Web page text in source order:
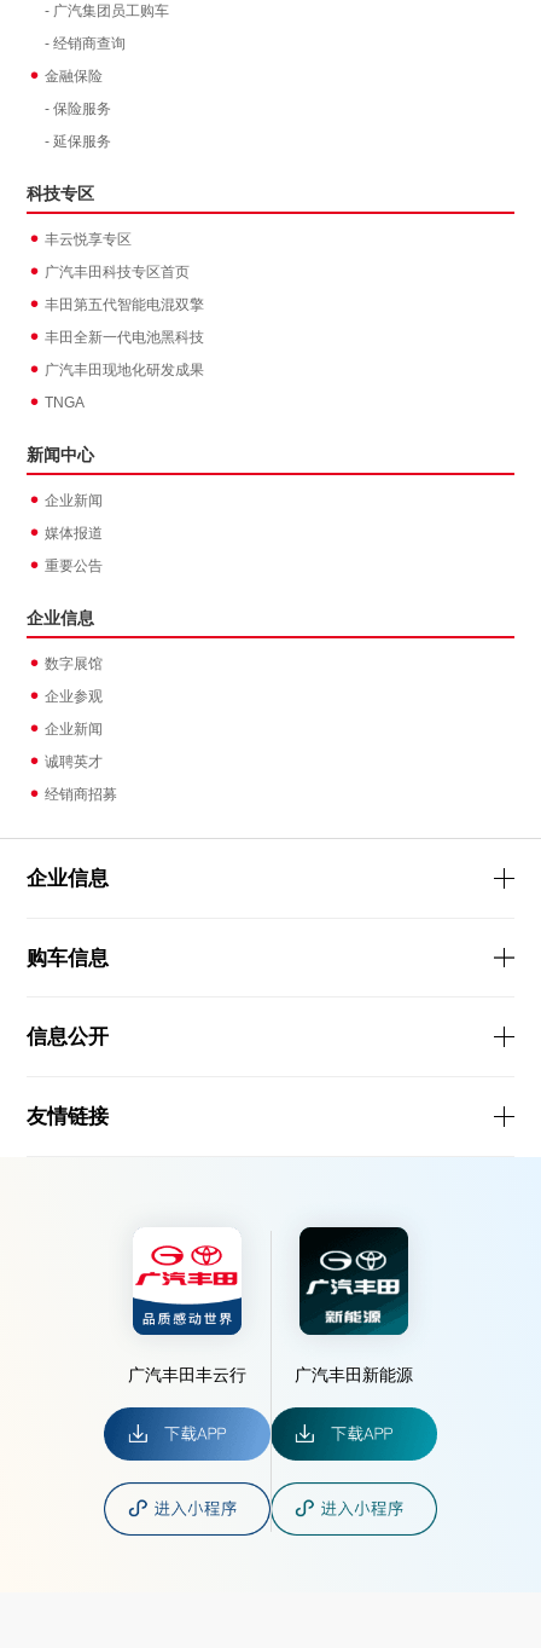
- 广汽集团员工购车
- 经销商查询
金融保险
- 保险服务
- 延保服务
科技专区
丰云悦享专区
广汽丰田科技专区首页
丰田第五代智能电混双擎
丰田全新一代电池黑科技
广汽丰田现地化研发成果
TNGA
新闻中心
企业新闻
媒体报道
重要公告
企业信息
数字展馆
企业参观
企业新闻
诚聘英才
经销商招募
企业信息
购车信息
信息公开
友情链接
广汽丰田丰云行 广汽丰田新能源